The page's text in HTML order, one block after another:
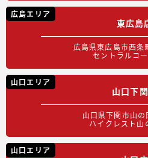
広島エリア
東広島
広島県東広島市西
セントラルコ
山口エリア
山口下
山口県下関市山
ハイクレスト山
山口エリア